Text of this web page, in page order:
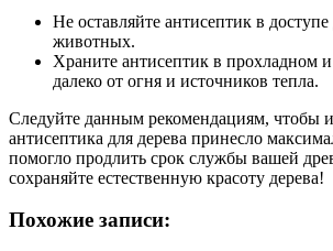
Не оставляйте антисептик в доступе
животных.
Храните антисептик в прохладном
далеко от огня и источников тепла.
Следуйте данным рекомендациям, чтобы
антисептика для дерева принесло
помогло продлить срок службы вашей
сохраняйте естественную красоту дерева!
Похожие записи: